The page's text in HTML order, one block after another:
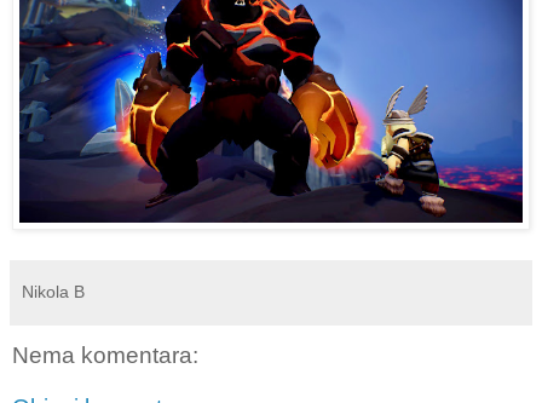
Nikola B
Nema komentara: